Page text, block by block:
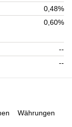
0,48%
0,60%
--
--
Währungen